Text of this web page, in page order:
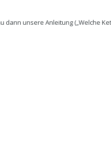
dann unsere Anleitung („Welche